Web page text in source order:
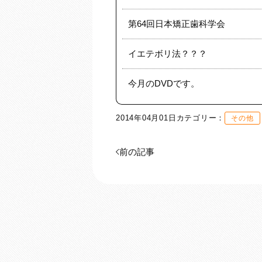
第64回日本矯正歯科学会
イエテボリ法？？？
今月のDVDです。
2014年04月01日 カテゴリー： その他
前の記事